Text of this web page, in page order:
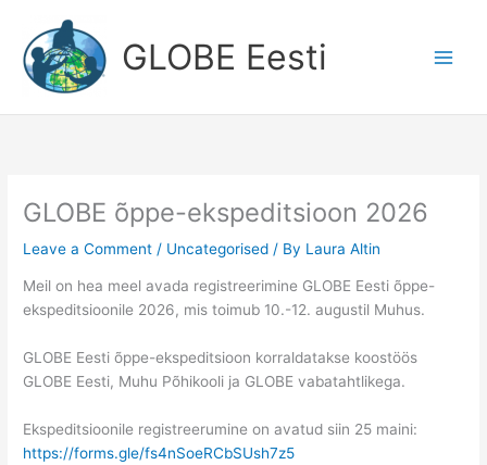
content
GLOBE Eesti
GLOBE õppe-ekspeditsioon 2026
Leave a Comment / Uncategorised / By Laura Altin
Meil on hea meel avada registreerimine GLOBE Eesti õppe-
ekspeditsioonile 2026, mis toimub 10.-12. augustil Muhus.
GLOBE Eesti õppe-ekspeditsioon korraldatakse koostöös
GLOBE Eesti, Muhu Põhikooli ja GLOBE vabatahtlikega.
Ekspeditsioonile registreerumine on avatud siin 25 maini:
https://forms.gle/fs4nSoeRCbSUsh7z5